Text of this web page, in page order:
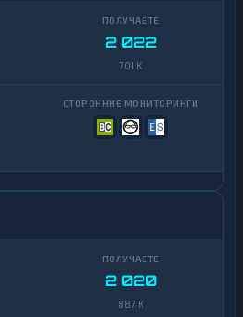
2 022
701 K
2 020
887 K